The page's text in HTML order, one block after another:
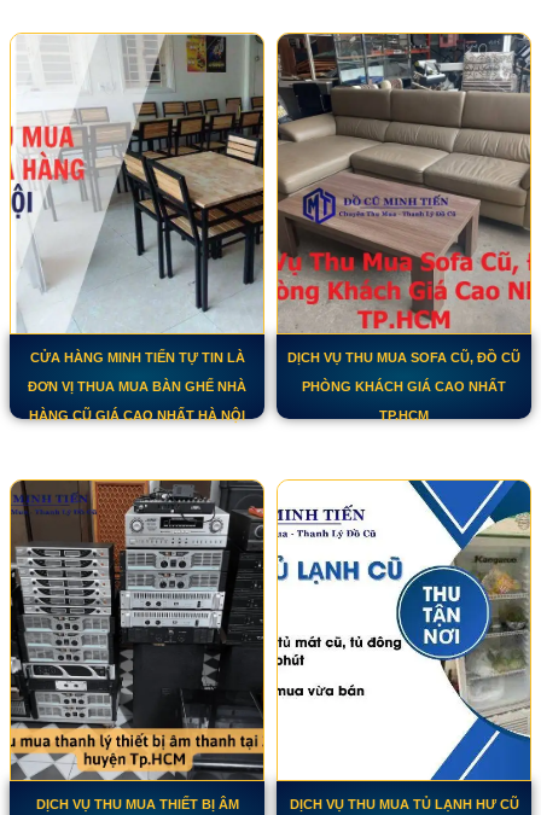
CỬA HÀNG MINH TIẾN TỰ TIN LÀ
ĐƠN VỊ THUA MUA BÀN GHẾ NHÀ
HÀNG CŨ GIÁ CAO NHẤT HÀ NỘI
DỊCH VỤ THU MUA SOFA CŨ, ĐỒ CŨ
PHÒNG KHÁCH GIÁ CAO NHẤT
TP.HCM
DỊCH VỤ THU MUA THIẾT BỊ ÂM
DỊCH VỤ THU MUA TỦ LẠNH HƯ CŨ